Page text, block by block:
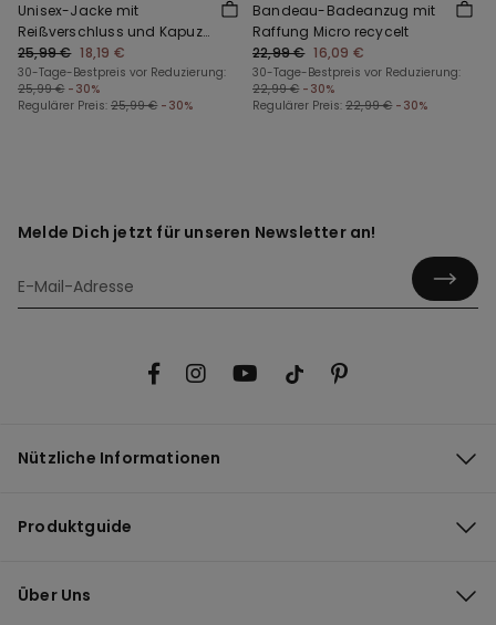
Unisex-Jacke mit
Reißverschluss und Kapuze
aus Funktionsgewebe für
Kinder
25,99 € 18,19 €
30-Tage-Bestpreis vor Reduzierung:
25,99 € -30%
Regulärer Preis: 25,99 € -30%
Bandeau-Badeanzug mit
Raffung Micro recycelt
22,99 € 16,09 €
30-Tage-Bestpreis vor Reduzierung:
22,99 € -30%
Regulärer Preis: 22,99 € -30%
Melde Dich jetzt für unseren Newsletter an!
Nützliche Informationen
Produktguide
Über Uns